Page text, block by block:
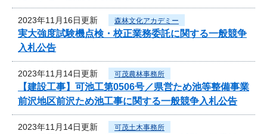
2023年11月16日更新 森林文化アカデミー
実大強度試験機点検・校正業務委託に関する一般競争
入札公告
2023年11月14日更新 可茂農林事務所
【建設工事】可池工第0506号／県営ため池等整備事業
前沢地区前沢ため池工事に関する一般競争入札公告
2023年11月14日更新 可茂土木事務所